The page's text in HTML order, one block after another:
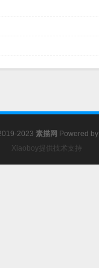
2023 素描网 Powered by
Xiaoboy提供技术支持